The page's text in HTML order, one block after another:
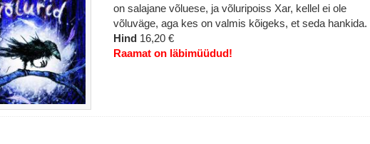
on salajane võluese, ja võluripoiss Xar, kellel ei ole
võluväge, aga kes on valmis kõigeks, et seda hankida.
Hind 16,20 €
Raamat on läbimüüdud!